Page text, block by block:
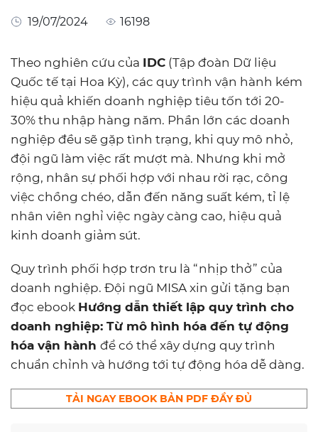
19/07/2024 16198
Theo nghiên cứu của IDC (Tập đoàn Dữ liệu
Quốc tế tại Hoa Kỳ), các quy trình vận hành kém
hiệu quả khiến doanh nghiệp tiêu tốn tới 20-
30% thu nhập hàng năm. Phần lớn các doanh
nghiệp đều sẽ gặp tình trạng, khi quy mô nhỏ,
đội ngũ làm việc rất mượt mà. Nhưng khi mở
rộng, nhân sự phối hợp với nhau rời rạc, công
việc chồng chéo, dẫn đến năng suất kém, tỉ lệ
nhân viên nghỉ việc ngày càng cao, hiệu quả
kinh doanh giảm sút.
Quy trình phối hợp trơn tru là “nhịp thở” của
doanh nghiệp. Đội ngũ MISA xin gửi tặng bạn
đọc ebook Hướng dẫn thiết lập quy trình cho
doanh nghiệp: Từ mô hình hóa đến tự động
hóa vận hành để có thể xây dựng quy trình
chuẩn chỉnh và hướng tới tự động hóa dễ dàng.
TẢI NGAY EBOOK BẢN PDF ĐẦY ĐỦ